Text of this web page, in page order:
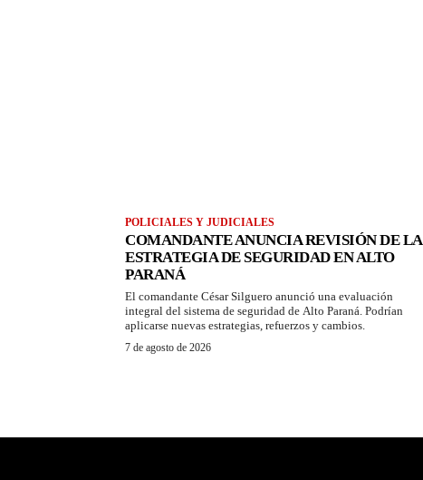
POLICIALES Y JUDICIALES
COMANDANTE ANUNCIA REVISIÓN DE LA
ESTRATEGIA DE SEGURIDAD EN ALTO
PARANÁ
El comandante César Silguero anunció una evaluación
integral del sistema de seguridad de Alto Paraná. Podrían
aplicarse nuevas estrategias, refuerzos y cambios.
7 de agosto de 2026